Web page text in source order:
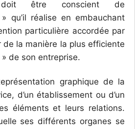
être conscient de
» qu’il réalise en embauchant
particulière accordée par
de la manière la plus efficiente
de son entreprise.
graphique de la
d’un établissement ou d’un
éléments et leurs relations.
ses différents organes se